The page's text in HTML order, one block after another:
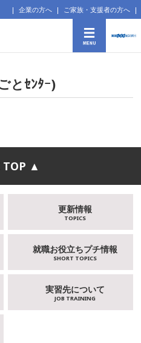
企業の方へ ご家族・支援者の方へ
とｾﾝﾀｰ)
TOP ▲
更新情報
TOPICS
就職お役立ちプチ情報
SHORT TOPICS
実習先について
JOB TRAINING